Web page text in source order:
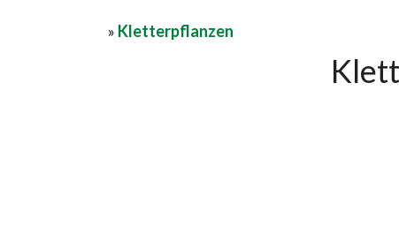
» Kletterpflanzen